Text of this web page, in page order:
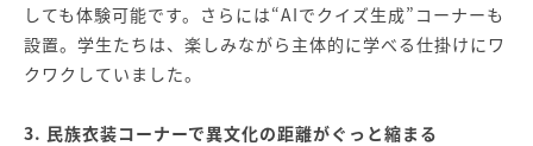
しても体験可能です。さらには“AIでクイズ生成”コーナーも
設置。学生たちは、楽しみながら主体的に学べる仕掛けにワ
クワクしていました。
3. 民族衣装コーナーで異文化の距離がぐっと縮まる